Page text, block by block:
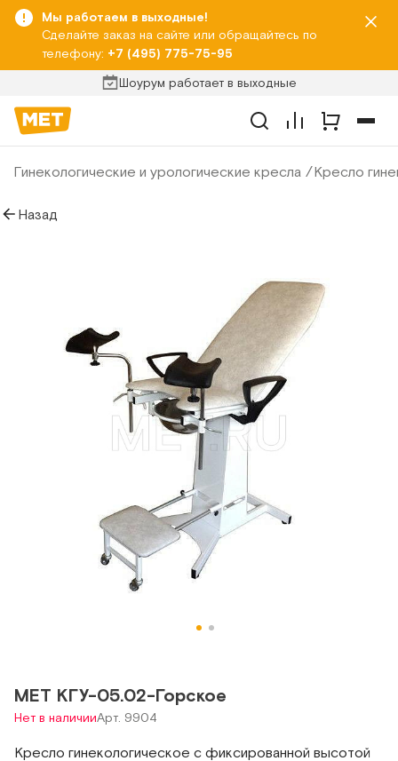
Мы работаем в выходные!
Сделайте заказ на сайте или обращайтесь по
телефону: +7 (495) 775-75-95
Шоурум работает в выходные
Гинекологические и урологические кресла Кресло
Назад
МЕТ КГУ-05.02-Горское
Нет в наличииАрт. 9904
Кресло гинекологическое с фиксированной высотой